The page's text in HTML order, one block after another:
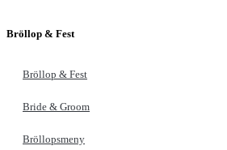
Bröllop & Fest
Bröllop & Fest
Bride & Groom
Bröllopsmeny